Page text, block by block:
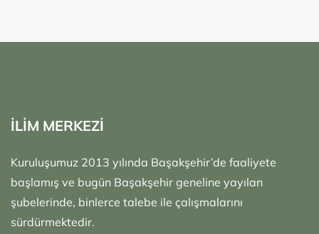
İLİM MERKEZİ
Kuruluşumuz 2013 yılında Başakşehir’de faaliyete
başlamış ve bugün Başakşehir geneline yayılan
şubelerinde, binlerce talebe ile çalışmalarını
sürdürmektedir.